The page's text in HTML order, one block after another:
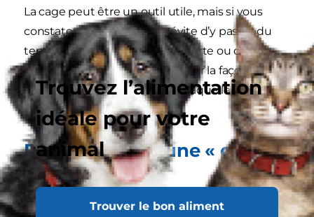
Trouvez l’alimentation
idéale pour votre
animal
Trouver le bon aliment
La cage peut être un outil utile, mais si vous
constatez que votre chien évite d’y passer du
temps lorsque la porte est ouverte ou qu’il n’y
entre plus volontiers, il faut revoir la façon dont
vous l’utilisez et la raison pour laquelle vous le
faites.
Procurez-vous une « caméra
pour chien »
Les caméras d’intérieur que vous pouvez